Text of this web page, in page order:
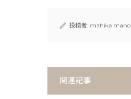
投稿者: mahika mano
関連記事